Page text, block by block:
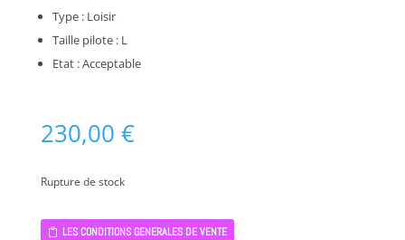
Type : Loisir
Taille pilote : L
Etat : Acceptable
230,00 €
Rupture de stock
LES CONDITIONS GENERALES DE VENTE